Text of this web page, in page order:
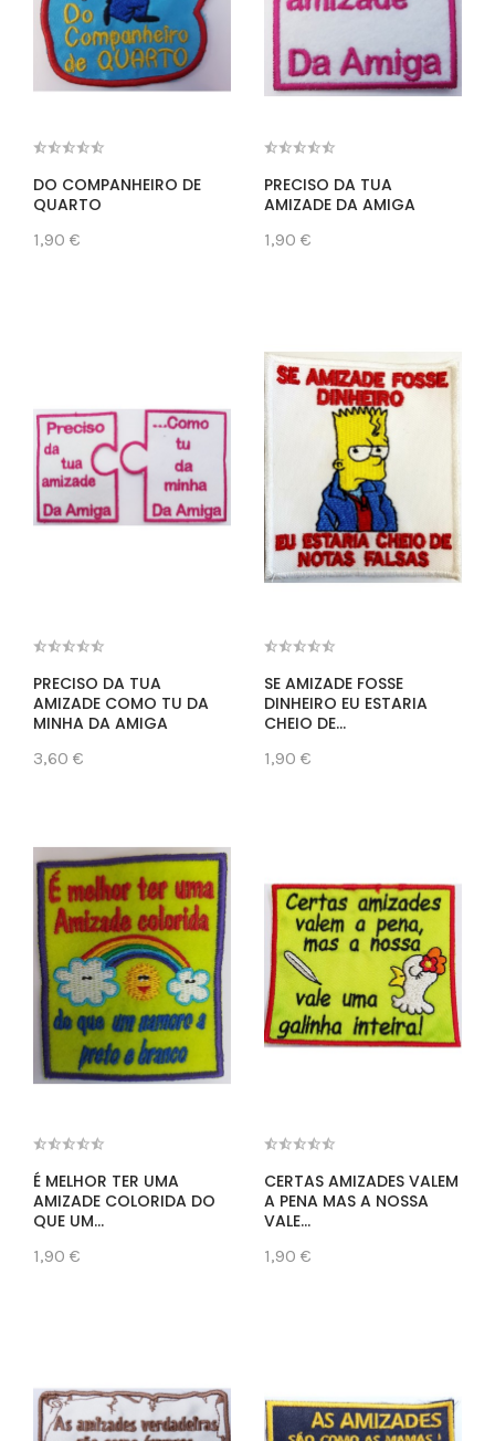
DO COMPANHEIRO DE
QUARTO
1,90 €
PRECISO DA TUA
AMIZADE DA AMIGA
1,90 €
PRECISO DA TUA
AMIZADE COMO TU DA
MINHA DA AMIGA
3,60 €
SE AMIZADE FOSSE
DINHEIRO EU ESTARIA
CHEIO DE...
1,90 €
É MELHOR TER UMA
AMIZADE COLORIDA DO
QUE UM...
1,90 €
CERTAS AMIZADES VALEM
A PENA MAS A NOSSA
VALE...
1,90 €